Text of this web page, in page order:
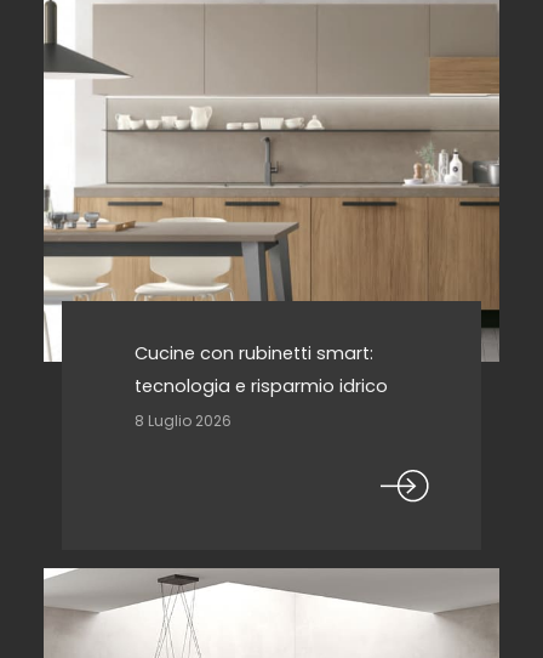
Cucine con rubinetti smart:
tecnologia e risparmio idrico
8 Luglio 2026